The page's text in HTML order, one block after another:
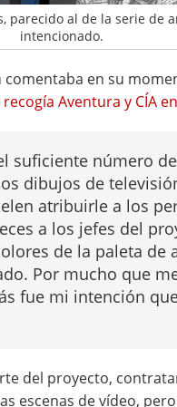
parecido al de la serie de
intencionado.
en su
Aventura y CÍA
suficiente número
dibujos de
atribuirle a los
a los jefes del
de la paleta de
Por mucho que
fue mi intención
del proyecto,
escenas de vídeo,